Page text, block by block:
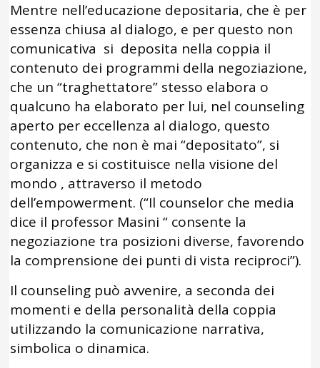
Mentre nell’educazione depositaria, che è per
essenza chiusa al dialogo, e per questo non
comunicativa si deposita nella coppia il
contenuto dei programmi della negoziazione,
che un “traghettatore” stesso elabora o
qualcuno ha elaborato per lui, nel counseling
aperto per eccellenza al dialogo, questo
contenuto, che non è mai “depositato”, si
organizza e si costituisce nella visione del
mondo , attraverso il metodo
dell’empowerment. (“Il counselor che media
dice il professor Masini “ consente la
negoziazione tra posizioni diverse, favorendo
la comprensione dei punti di vista reciproci”).
Il counseling può avvenire, a seconda dei
momenti e della personalità della coppia
utilizzando la comunicazione narrativa,
simbolica o dinamica.